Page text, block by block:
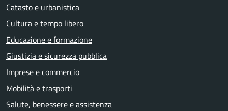
Catasto e urbanistica
Cultura e tempo libero
Educazione e formazione
Giustizia e sicurezza pubblica
Imprese e commercio
Mobilità e trasporti
Salute, benessere e assistenza